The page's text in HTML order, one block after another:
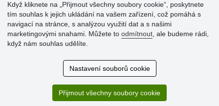
Hodnocení
zákazníků
Super obchod, kvalitní zboží za slušné ceny. Vřele
Když kliknete na „Přijmout všechny soubory cookie“, poskytnete
tím souhlas k jejich ukládání na vašem zařízení, což pomáhá s
navigací na stránce, s analýzou využití dat a s našimi
marketingovými snahami. Můžete to odmítnout , ale budeme rádi,
když nám souhlas udělíte.
Nastavení souborů cookie
Přijmout všechny soubory cookie